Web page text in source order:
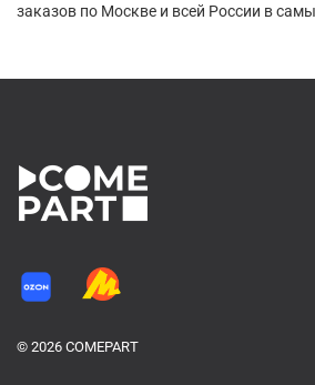
заказов по Москве и всей России в
© 2026 COMEPART